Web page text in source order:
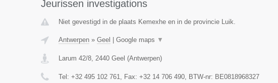
Jeurissen investigations
Niet gevestigd in de plaats Kemexhe en in de provincie Luik.
Antwerpen» Geel Google maps ▼
Larum 42/8, 2440 Geel (Antwerpen)
Tel: +32 495 102 761, Fax: +32 14 706 490, BTW-nr: BE0818968327